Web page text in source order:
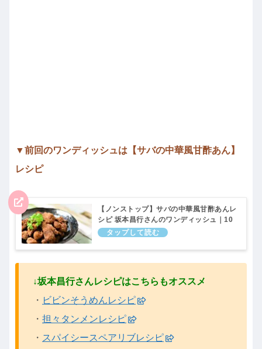
▼前回のワンディッシュは【サバの中華風甘酢あん】
レシピ
【ノンストップ】サバの中華風甘酢あんレ
シピ 坂本昌行さんのワンディッシュ｜10
月21日
↓坂本昌行さんレシピはこちらもオススメ
・ ビビンそうめんレシピ
・ 担々タンメンレシピ
・ スパイシースペアリブレシピ